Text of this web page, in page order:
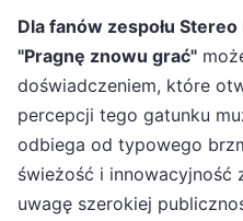
Dla fanów zespołu
"Pragnę znowu grać"
doświadczeniem, które
percepcji tego gatunku
odbiega od typowego
świeżość i innowacyjność
uwagę szerokiej